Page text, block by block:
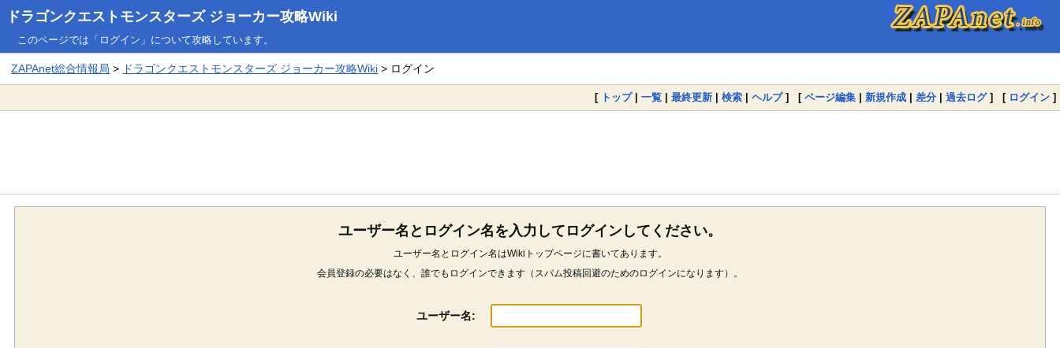
ドラゴンクエストモンスターズ ジョーカー攻略Wiki
このページでは「ログイン」について攻略しています。
ZAPAnet総合情報局 > ドラゴンクエストモンスターズ ジョーカー攻略Wiki > ログイン
[ トップ| 一覧 | 最終更新 | 検索 | ヘルプ] [ ページ編集 | 新規作成 | 差分 | 過去ログ] [ ログイン ]
ユーザー名とログイン名を入力してログインしてください。
ユーザー名とログイン名はWikiトップページに書いてあります。
会員登録の必要はなく、誰でもログインできます（スパム投稿回避のためのログインになります）。
ユーザー名: